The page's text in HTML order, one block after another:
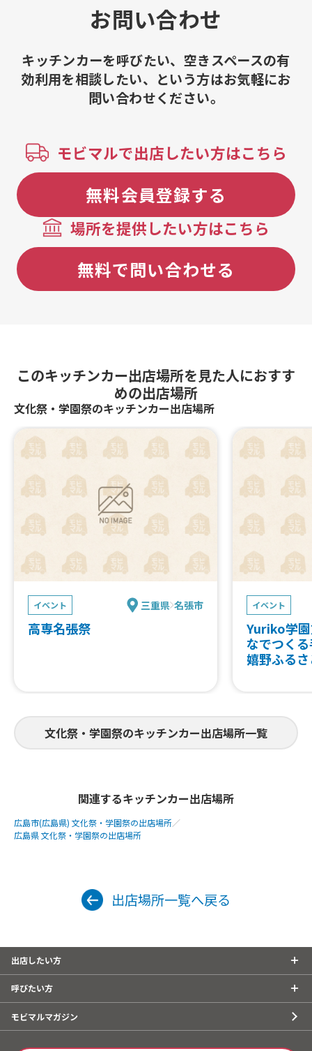
お問い合わせ
キッチンカーを呼びたい、空きスペースの有
効利用を相談したい、という方はお気軽にお
問い合わせください。
モビマルで出店したい方はこちら
無料会員登録する
場所を提供したい方はこちら
無料で問い合わせる
このキッチンカー出店場所を見た人におすす
めの出店場所
文化祭・学園祭のキッチンカー出店場所
イベント 三重県 名張市
高専名張祭
イベント
Yuriko学
なでつく
嬉野ふる
文化祭・学園祭のキッチンカー出店場所一覧
関連するキッチンカー出店場所
広島市(広島県) 文化祭・学園祭の出店場所／
広島県 文化祭・学園祭の出店場所
出店場所一覧へ戻る
出店したい方
呼びたい方
モビマルマガジン